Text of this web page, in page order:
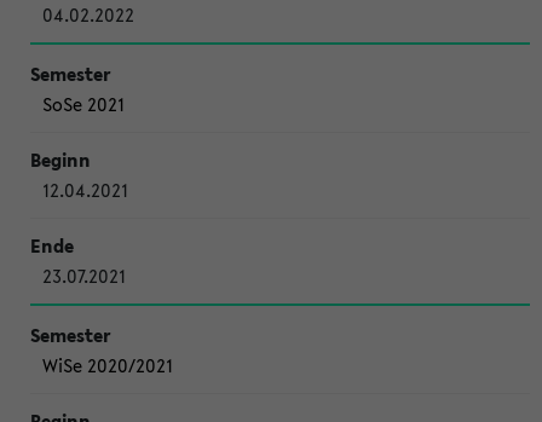
04.02.2022
SoSe 2021
12.04.2021
23.07.2021
WiSe 2020/2021